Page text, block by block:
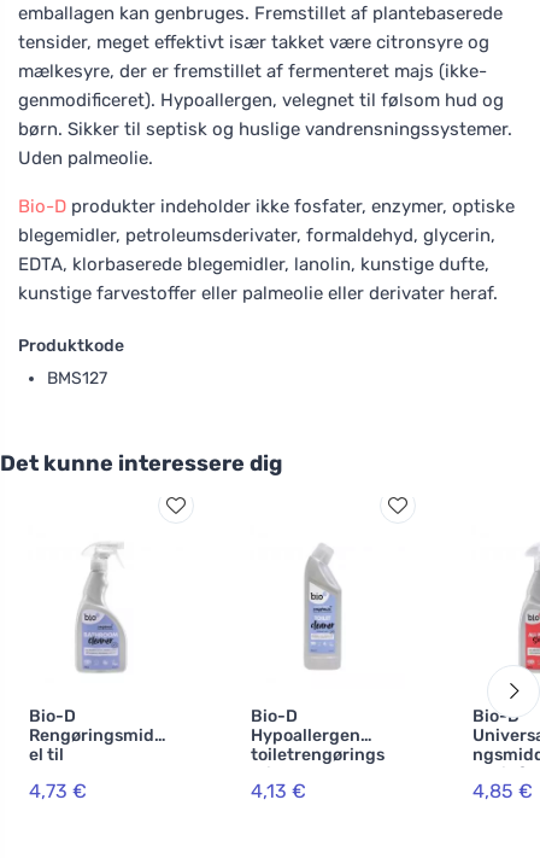
emballagen kan genbruges. Fremstillet af plantebaserede
tensider, meget effektivt især takket være citronsyre og
mælkesyre, der er fremstillet af fermenteret majs (ikke-
genmodificeret). Hypoallergen, velegnet til følsom hud og
børn. Sikker til septisk og huslige vandrensningssystemer.
Uden palmeolie.
Bio-D produkter indeholder ikke fosfater, enzymer, optiske
blegemidler, petroleumsderivater, formaldehyd, glycerin,
EDTA, klorbaserede blegemidler, lanolin, kunstige dufte,
kunstige farvestoffer eller palmeolie eller derivater heraf.
Produktkode
BMS127
Det kunne interessere dig
Bio-D
Rengøringsmidd
el til
(500 ml)
4,73 €
Bio-D
Hypoallergen
toiletrengørings
middel med
citrongræsduft
4,13 €
Bio-D
del med
4,85 €